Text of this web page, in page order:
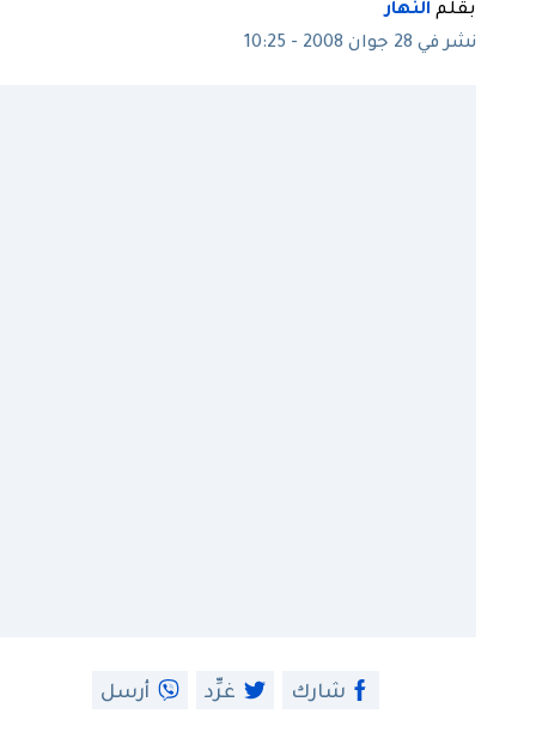
بقلم النهار
نشر في 28 جوان 2008 - 10:25
شارك غرِّد أرسل